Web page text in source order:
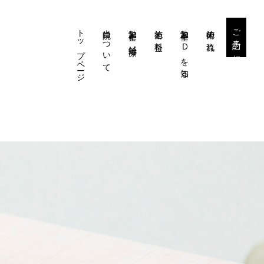
トップページ 当院について 勃起不全と鍼治療 施術と料金 勃起不全・EDを知る 施術の流れ ご予約・ご相談